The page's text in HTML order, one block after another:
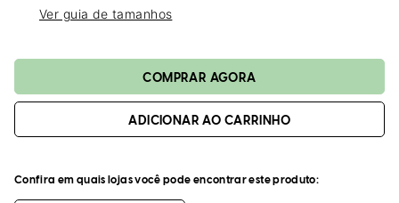
Ver guia de tamanhos
ADICIONAR AO CARRINHO
Confira em quais lojas você pode encontrar este produto: